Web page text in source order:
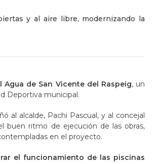
y al aire libre, modernizando la
Agua de San Vicente del Raspeig, un
Deportiva municipal.
al alcalde, Pachi Pascual, y al concejal
buen ritmo de ejecución de las obras,
en el proyecto.
el funcionamiento de las piscinas